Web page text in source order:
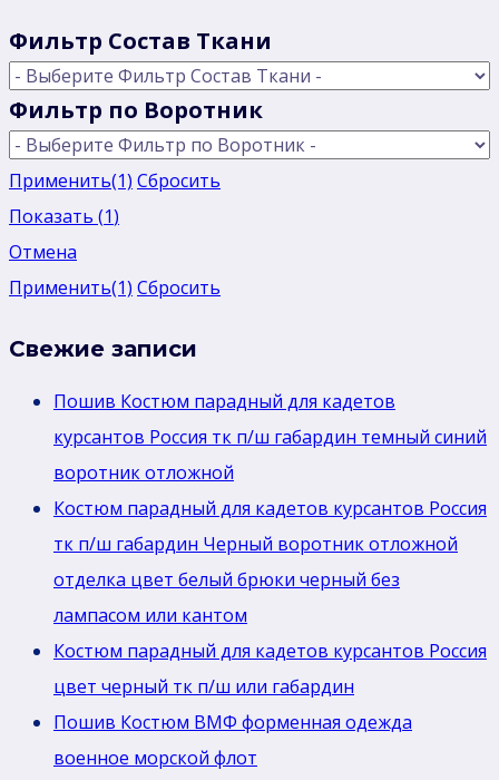
Фильтр Состав Ткани
Фильтр по Воротник
Применить(1) Сбросить
Показать (1)
Отмена
Применить(1) Сбросить
Свежие записи
Пошив Костюм парадный для кадетов
курсантов Россия тк п/ш габардин темный синий
воротник отложной
Костюм парадный для кадетов курсантов Россия
тк п/ш габардин Черный воротник отложной
отделка цвет белый брюки черный без
лaмпасом или кантом
Костюм парадный для кадетов курсантов Россия
цвет черный тк п/ш или габардин
Пошив Костюм ВМФ форменная одежда
военное морской флот